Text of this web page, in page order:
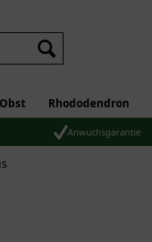
Obst Rhododendron
Anwuchsgarantie